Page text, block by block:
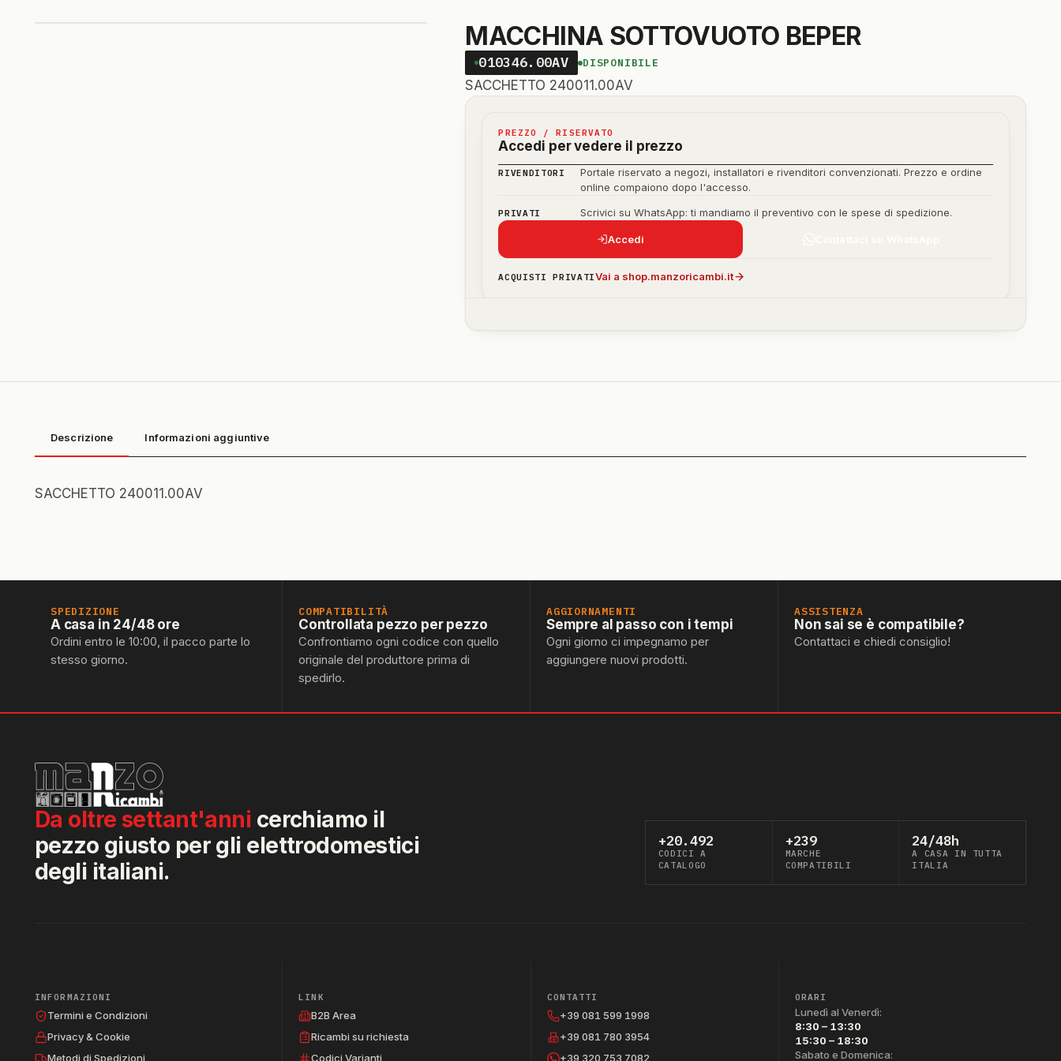
MACCHINA SOTTOVUOTO BEPER
010346.00AV DISPONIBILE
SACCHETTO 240011.00AV
PREZZO / RISERVATO
Accedi per vedere il prezzo
RIVENDITORI
Portale riservato a negozi, installatori e rivenditori convenzionati. Prezzo e ordine
online compaiono dopo l'accesso.
PRIVATI Scrivici su WhatsApp: ti mandiamo il preventivo con le spese di spedizione.
Accedi
ACQUISTI PRIVATIVai a shop.manzoricambi.it
Descrizione Informazioni aggiuntive
SACCHETTO 240011.00AV
SPEDIZIONE
A casa in 24/48 ore
Ordini entro le 10:00, il pacco parte lo
stesso giorno.
COMPATIBILITÀ
Controllata pezzo per pezzo
Confrontiamo ogni codice con quello
originale del produttore prima di
spedirlo.
AGGIORNAMENTI
Sempre al passo con i tempi
Ogni giorno ci impegnamo per
aggiungere nuovi prodotti.
ASSISTENZA
Non sai se è compatibile?
Contattaci e chiedi consiglio!
Da oltre settant'anni cerchiamo il
pezzo giusto per gli elettrodomestici
degli italiani.
+20.492
CODICI A
CATALOGO
+239
MARCHE
COMPATIBILI
24/48h
A CASA IN TUTTA
ITALIA
INFORMAZIONI
Termini e Condizioni
Privacy & Cookie
Metodi di Spedizioni
LINK
B2B Area
Ricambi su richiesta
Codici Varianti
CONTATTI
+39 081 599 1998
+39 081 780 3954
+39 320 753 7082
ORARI
Lunedì al Venerdì:
8:30 – 13:30
15:30 – 18:30
Sabato e Domenica: